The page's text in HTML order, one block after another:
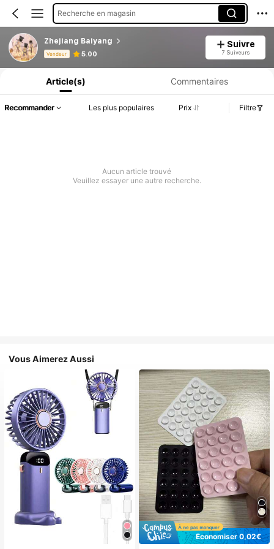
Recherche en magasin
Zhejiang Baiyang
Vendeur 5.00
Suivre
7 Suiveurs
Informations produit : Divulgation des prix, détails sur les ventes et le stock.
Article(s) Commentaires
Recommander Les plus populaires Prix Filtre
Aucun article trouvé
Veuillez essayer une autre recherche.
Vous Aimerez Aussi
Économiser 0,02€